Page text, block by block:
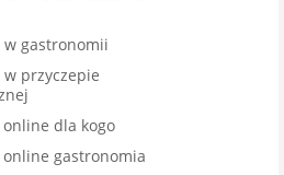
w gastronomii
w przyczepie
online dla kogo
online gastronomia